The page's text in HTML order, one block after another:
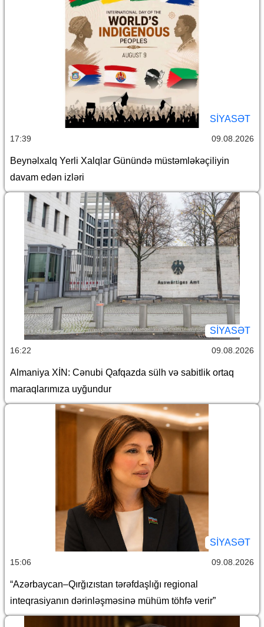
SİYASƏT
17:39 09.08.2026
Beynəlxalq Yerli Xalqlar Günündə müstəmləkəçiliyin
davam edən izləri
SİYASƏT
16:22 09.08.2026
Almaniya XİN: Cənubi Qafqazda sülh və sabitlik ortaq
maraqlarımıza uyğundur
SİYASƏT
15:06 09.08.2026
“Azərbaycan–Qırğızıstan tərəfdaşlığı regional
inteqrasiyanın dərinləşməsinə mühüm töhfə verir”